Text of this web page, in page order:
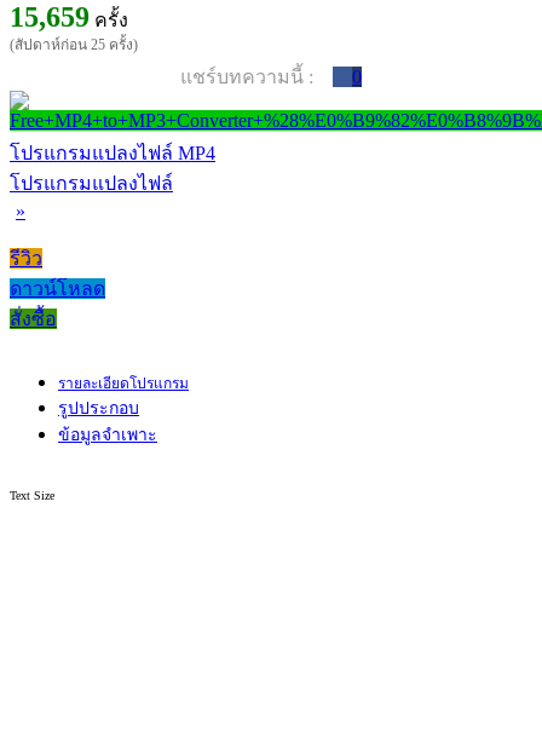
15,659 ครั้ง
(สัปดาห์ก่อน 25 ครั้ง)
แชร์บทความนี้ : 0
โปรแกรมแปลงไฟล์ MP4
โปรแกรมแปลงไฟล์
»
รีวิว
ดาวน์โหลด
สั่งซื้อ
รายละเอียดโปรแกรม
รูปประกอบ
ข้อมูลจำเพาะ
Text Size